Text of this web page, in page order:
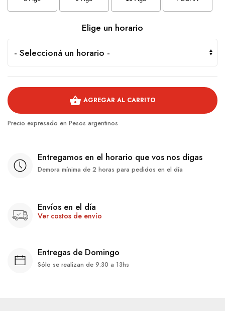
Elige un horario
shopping_basket AGREGAR AL CARRITO
Precio expresado en Pesos argentinos
Entregamos en el horario que vos nos digas
Demora mínima de 2 horas para pedidos en el día
Envíos en el día
Ver costos de envío
Entregas de Domingo
Sólo se realizan de 9:30 a 13hs